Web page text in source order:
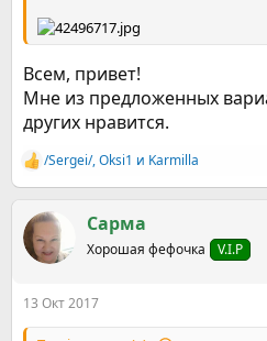
Всем, привет!
Мне из предложенных
других нравится.
Р
е
к
ц
и
/Sergei/,Оksi1 и Karmilla
Сарма
Хорошая фефочка V.I.P
13 Окт 2017